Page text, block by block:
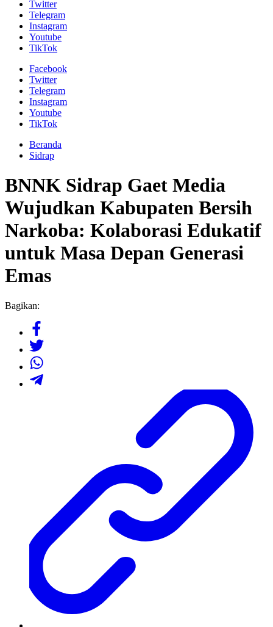
Twitter
Telegram
Instagram
Youtube
TikTok
Facebook
Twitter
Telegram
Instagram
Youtube
TikTok
Beranda
Sidrap
BNNK Sidrap Gaet Media
Wujudkan Kabupaten Bersih
Narkoba: Kolaborasi Edukatif
untuk Masa Depan Generasi
Emas
Bagikan: